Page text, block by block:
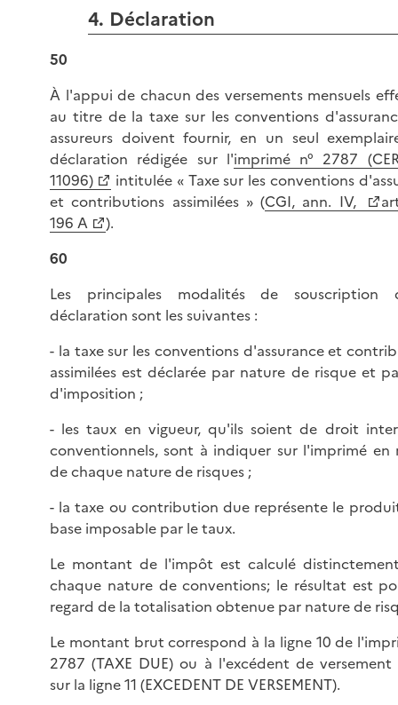
4. Déclaration
50
À l'appui de chacun des versements mensuels
au titre de la taxe sur les conventions
assureurs doivent fournir, en un seul
déclaration rédigée sur l'imprimé n° 2787
11096)
intitulée « Taxe sur les conventions
et contributions assimilées » (CGI, ann. IV,
196 A
).
60
Les principales modalités de
déclaration sont les suivantes :
- la taxe sur les conventions d'assurance et
assimilées est déclarée par nature de risque et
d'imposition ;
- les taux en vigueur, qu'ils soient de droit
conventionnels, sont à indiquer sur l'imprimé en
de chaque nature de risques ;
- la taxe ou contribution due représente le
base imposable par le taux.
Le montant de l'impôt est calculé
chaque nature de conventions; le résultat est
regard de la totalisation obtenue par nature de
Le montant brut correspond à la ligne 10 de
2787 (TAXE DUE) ou à l'excédent de
sur la ligne 11 (EXCEDENT DE VERSEMENT).